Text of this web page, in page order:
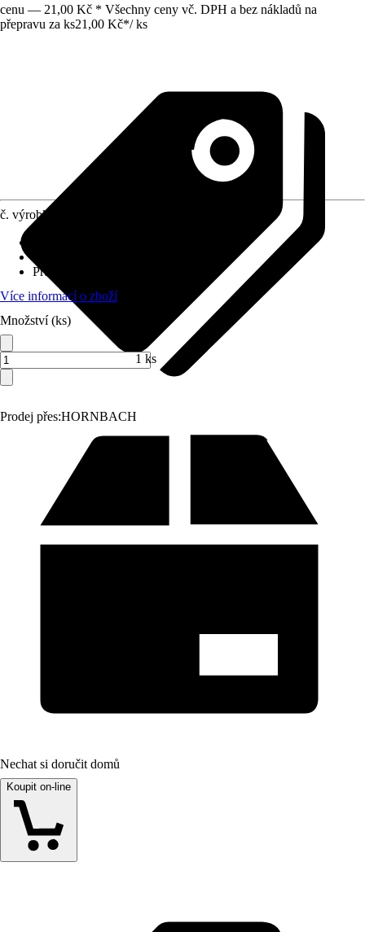
cenu — 21,00 Kč * Všechny ceny vč. DPH a bez nákladů na
přepravu za ks21,00 Kč*/ ks
Prodej přes:HORNBACH
č. výrobku
Průměr vnitřní
Více informací o zboží
Množství (ks)
1 ks
Nechat si doručit domů
Koupit on-line